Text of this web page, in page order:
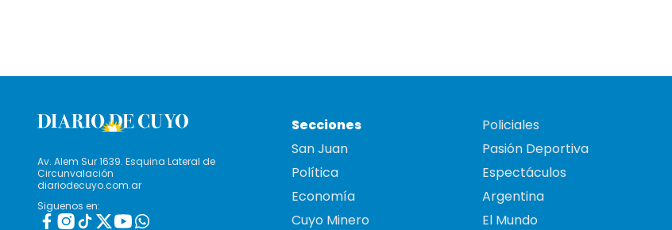
Av. Alem Sur 1639. Esquina Lateral de
Circunvalación
diariodecuyo.com.ar
Siguenos en:
Secciones
San Juan
Política
Economía
Cuyo Minero
Policiales
Pasión Deportiva
Espectáculos
Argentina
El Mundo